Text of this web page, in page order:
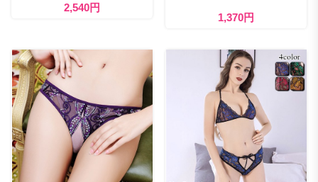
2,540円
1,370円